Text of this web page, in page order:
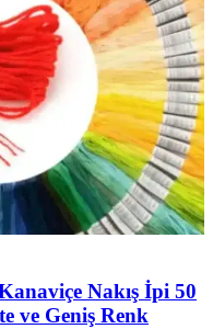
Nakış İpi 50
ve Geniş Renk